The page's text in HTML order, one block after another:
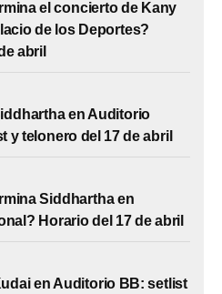
el concierto de Kany
de los Deportes?
abril
en Auditorio
y telonero del 17 de abril
Siddhartha en
Horario del 17 de abril
en Auditorio BB: setlist